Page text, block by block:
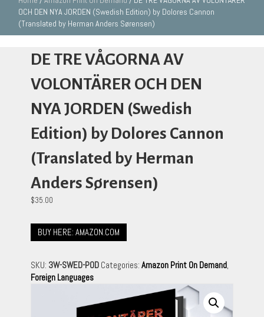
OCH DEN NYA JORDEN (Swedish Edition) by Dolores Cannon
(Translated by Herman Anders Sørensen)
DE TRE VÅGORNA AV
VOLONTÄRER OCH DEN
NYA JORDEN (Swedish
Edition) by Dolores Cannon
(Translated by Herman
Anders Sørensen)
$35.00
BUY HERE: AMAZON.COM
SKU: 3W-SWED-POD Categories: Amazon Print On Demand,
Foreign Languages